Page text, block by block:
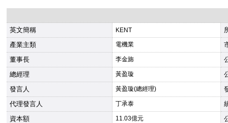
英文簡稱 KENT
產業主類
電機業
董事長
李金旆
總經理
黃盈璇
發言人
黃盈璇(總經理)
代理發言人
丁承泰
資本額
11.03億元